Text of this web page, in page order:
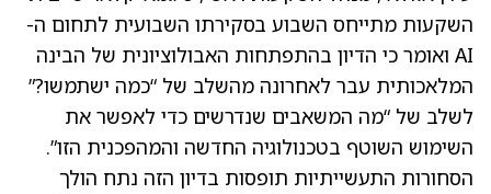
השקעות מתייחס השבוע בסקירתו השבועית לתחום ה-
AI ואומר כי הדיון בהתפתחות האבולוציונית של הבינה
המלאכותית עבר לאחרונה מהשלב של “כמה ישתמשו?”
לשלב של “מה המשאבים שנדרשים כדי לאפשר את
השימוש השוטף בטכנולוגיה החדשה והמהפכנית הזו”.
הסחורות התעשייתיות תופסות בדיון הזה נתח הולך